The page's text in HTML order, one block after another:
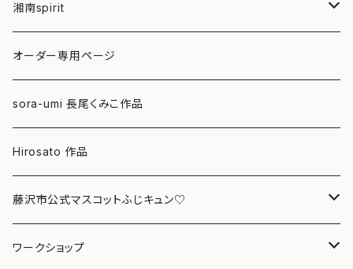
湘南spirit
ポストカード
グリーティングカード
クリアファイル
マグカップ
スマホケース
オーダー専用ページ
sora-umi 長尾くみこ作品
Hirosato 作品
藤沢市公式マスコットふじキュン♡
クリアファイル
ワークショップ